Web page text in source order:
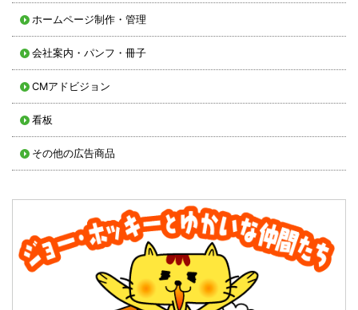
ホームページ制作・管理
会社案内・パンフ・冊子
CMアドビジョン
看板
その他の広告商品